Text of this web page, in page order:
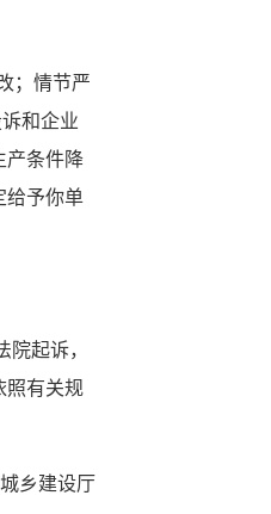
；情节严
和企业
产条件降
给予你单
院起诉，
照有关规
乡建设厅